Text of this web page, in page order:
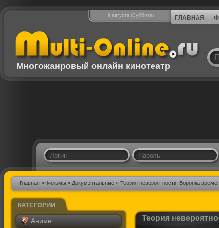
8 августа (Суббота) ГЛАВНАЯ
Многожанровый онлайн кинотеатр
Главная » Фильмы » Документальные » Теория невероятности: Воронка
КАТЕГОРИИ
Аниме
Теория